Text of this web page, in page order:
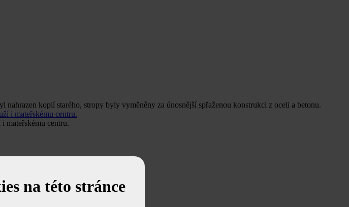
kopií starého, stropy byly vyměněny za únosnější spřaženou konstrukci z oceli a betonu.
mateřskému centru.
na této stránce